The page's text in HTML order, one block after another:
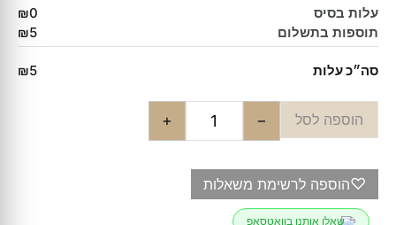
עלות בסיס
₪0
תוספות בתשלום
₪5
סה״כ עלות ₪5
−
+ הוספה לסל
♡הוספה לרשימת משאלות
שאלו אותנו בוואטסאפ